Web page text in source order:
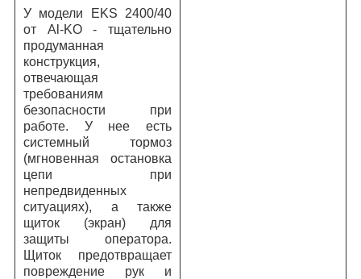
У модели EKS 2400/40
от Al-KO - тщательно
продуманная
конструкция,
отвечающая
требованиям
безопасности при
работе. У нее есть
системный тормоз
(мгновенная остановка
цепи при
непредвиденных
ситуациях), а также
щиток (экран) для
защиты оператора.
Щиток предотвращает
повреждение рук и